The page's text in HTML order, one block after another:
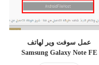
عمل سوفت وير لهاتف
Samsung Galaxy Note FE